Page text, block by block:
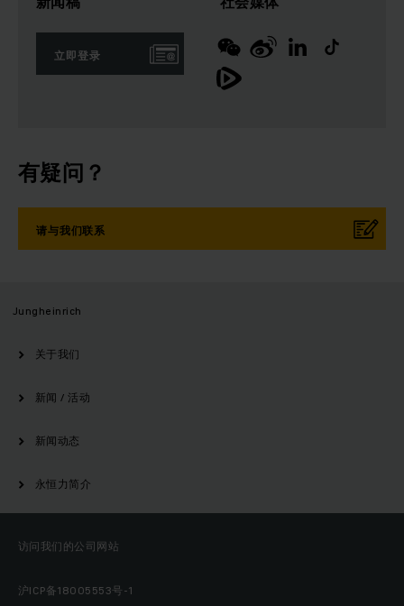
立即登录
有疑问？
请与我们联系
Jungheinrich
关于我们
新闻 / 活动
新闻动态
永恒力简介
访问我们的公司网站
沪ICP备18005553号-1